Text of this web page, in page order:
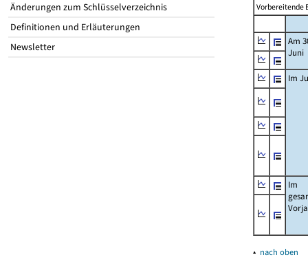
Änderungen zum Schlüsselverzeichnis
Definitionen und Erläuterungen
Newsletter
Vorbereitende
Am
Juni
Im
Im
▴ nach oben